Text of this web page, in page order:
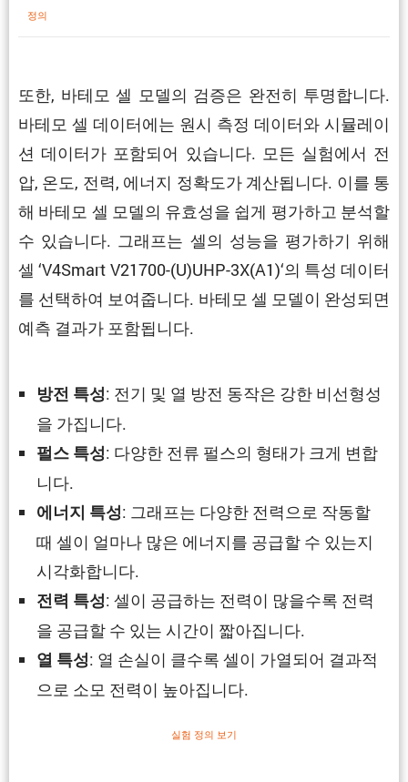
정의
또한, 바테모 셀 모델의 검증은 완전히 투명합니다.
바테모 셀 데이터에는 원시 측정 데이터와 시뮬레이
션 데이터가 포함되어 있습니다. 모든 실험에서 전
압, 온도, 전력, 에너지 정확도가 계산됩니다. 이를 통
해 바테모 셀 모델의 유효성을 쉽게 평가하고 분석할
수 있습니다. 그래프는 셀의 성능을 평가하기 위해
셀 ‘V4Smart V21700-(U)UHP-3X(A1)‘의 특성 데이터
를 선택하여 보여줍니다. 바테모 셀 모델이 완성되면
예측 결과가 포함됩니다.
방전 특성: 전기 및 열 방전 동작은 강한 비선형성
을 가집니다.
펄스 특성: 다양한 전류 펄스의 형태가 크게 변합
니다.
에너지 특성: 그래프는 다양한 전력으로 작동할
때 셀이 얼마나 많은 에너지를 공급할 수 있는지
시각화합니다.
전력 특성: 셀이 공급하는 전력이 많을수록 전력
을 공급할 수 있는 시간이 짧아집니다.
열 특성: 열 손실이 클수록 셀이 가열되어 결과적
으로 소모 전력이 높아집니다.
실험 정의 보기